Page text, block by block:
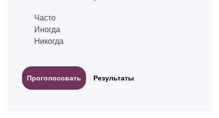
Часто
Иногда
Никогда
Результаты